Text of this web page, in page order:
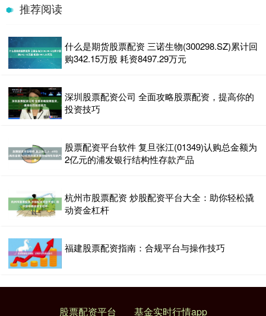
推荐阅读
什么是期货股票配资 三诺生物(300298.SZ)累计回
购342.15万股 耗资8497.29万元
深圳股票配资公司 全面攻略股票配资，提高你的
投资技巧
股票配资平台软件 复旦张江(01349)认购总金额为
2亿元的浦发银行结构性存款产品
杭州市股票配资 炒股配资平台大全：助你轻松撬
动资金杠杆
福建股票配资指南：合规平台与操作技巧
股票配资平台 基金实时行情app